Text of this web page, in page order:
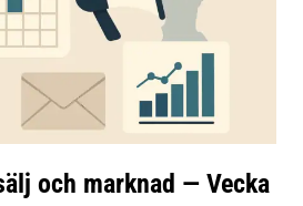
och marknad — Vecka